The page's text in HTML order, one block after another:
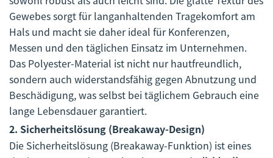
Gewebes sorgt für langanhaltenden Tragekomfort am
Hals und macht sie daher ideal für Konferenzen,
Messen und den täglichen Einsatz im Unternehmen.
Das Polyester-Material ist nicht nur hautfreundlich,
sondern auch widerstandsfähig gegen Abnutzung und
Beschädigung, was selbst bei täglichem Gebrauch eine
lange Lebensdauer garantiert.
2. Sicherheitslösung (Breakaway-Design)
Die Sicherheitslösung (Breakaway-Funktion) ist eines